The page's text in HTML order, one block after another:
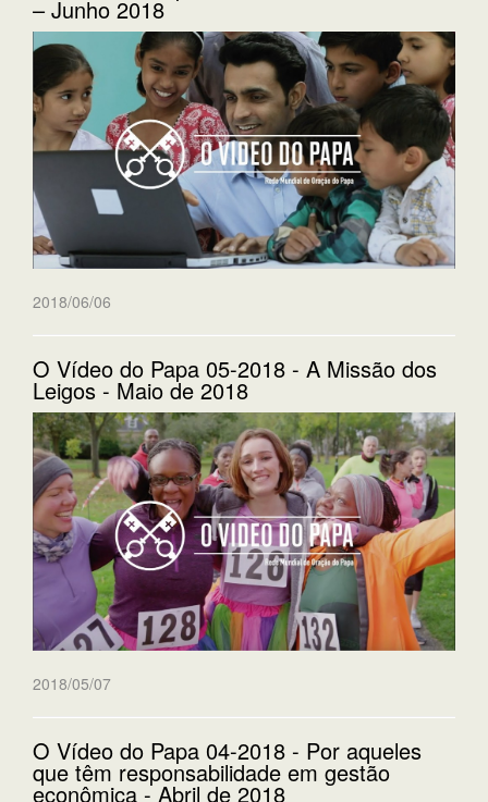
– Junho 2018
2018/06/06
O Vídeo do Papa 05-2018 - A Missão dos
Leigos - Maio de 2018
2018/05/07
O Vídeo do Papa 04-2018 - Por aqueles
que têm responsabilidade em gestão
econômica - Abril de 2018